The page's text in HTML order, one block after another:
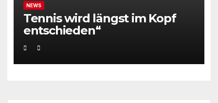
NEWS
Tennis wird längst im Kopf
entschieden“